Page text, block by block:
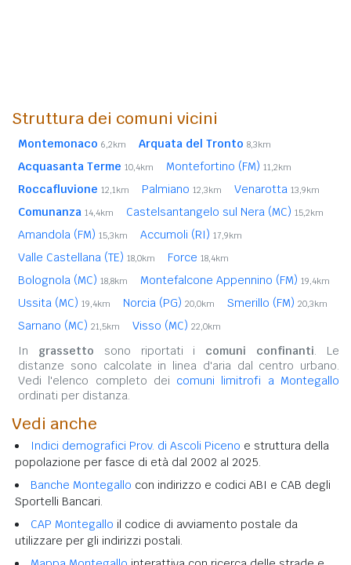
Struttura dei comuni vicini
Montemonaco 6,2km Arquata del Tronto 8,3km
Acquasanta Terme 10,4km Montefortino (FM) 11,2km
Roccafluvione 12,1km Palmiano 12,3km Venarotta 13,9km
Comunanza 14,4km Castelsantangelo sul Nera (MC) 15,2km
Amandola (FM) 15,3km Accumoli (RI) 17,9km
Valle Castellana (TE) 18,0km Force 18,4km
Bolognola (MC) 18,8km Montefalcone Appennino (FM) 19,4km
Ussita (MC) 19,4km Norcia (PG) 20,0km Smerillo (FM) 20,3km
Sarnano (MC) 21,5km Visso (MC) 22,0km
In grassetto sono riportati i comuni confinanti. Le
distanze sono calcolate in linea d'aria dal centro urbano.
Vedi l'elenco completo dei comuni limitrofi a Montegallo
ordinati per distanza.
Vedi anche
Indici demografici Prov. di Ascoli Piceno e struttura della
popolazione per fasce di età dal 2002 al 2025.
Banche Montegallo con indirizzo e codici ABI e CAB degli
Sportelli Bancari.
CAP Montegallo il codice di avviamento postale da
utilizzare per gli indirizzi postali.